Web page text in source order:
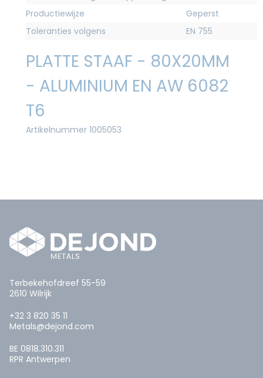
Productiewijze
Geperst
Toleranties volgens
EN 755
PLATTE STAAF - 80X20MM
- ALUMINIUM EN AW 6082
T6
Artikelnummer 1005053
Terbekehofdreef 55-59
2610 Wilrijk
+32 3 820 35 11
Metals@dejond.com
BE 0818.310.311
RPR Antwerpen